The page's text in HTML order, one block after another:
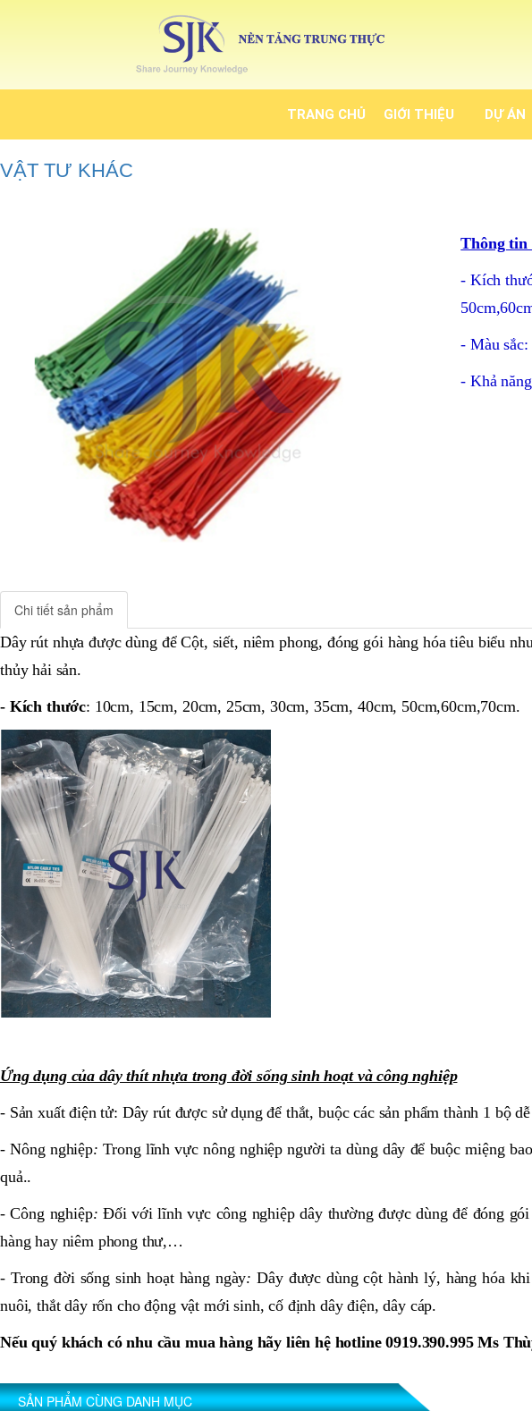
TRANG CHỦ GIỚI THIỆU DỰ ÁN
VẬT TƯ KHÁC
Thông tin
- Kích
- Màu
- Khả
Chi tiết sản phẩm
Dây rút nhựa được dùng để Cột, siết, niêm phong, đóng gói hàng hóa tiêu biểu
thủy hải sản.
- Kích thước: 10cm, 15cm, 20cm, 25cm, 30cm, 35cm, 40cm, 50cm,60cm,70cm.
Ứng dụng của dây thít nhựa trong đời sống sinh hoạt và công nghiệp
- Sản xuất điện tử: Dây rút được sử dụng để thắt, buộc các sản phẩm thành 1 bộ
- Nông nghiệp: Trong lĩnh vực nông nghiệp người ta dùng dây để buộc miệng
quả..
- Công nghiệp: Đối với lĩnh vực công nghiệp dây thường được dùng để đóng
hàng hay niêm phong thư,…
- Trong đời sống sinh hoạt hàng ngày: Dây được dùng cột hành lý, hàng hóa
nuôi, thắt dây rốn cho động vật mới sinh, cố định dây điện, dây cáp.
Nếu quý khách có nhu cầu mua hàng hãy liên hệ hotline 0919.390.995 Ms
SẢN PHẨM CÙNG DANH MỤC